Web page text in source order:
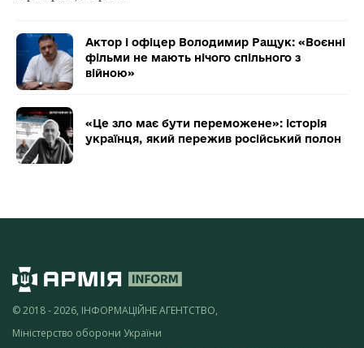
Актор і офіцер Володимир Ращук: «Воєнні
фільми не мають нічого спільного з
війною»
«Це зло має бути переможене»: історія
українця, який пережив російський полон
© 2018 - 2026, ІНФОРМАЦІЙНЕ АГЕНТСТВО,
Міністерство оборони України